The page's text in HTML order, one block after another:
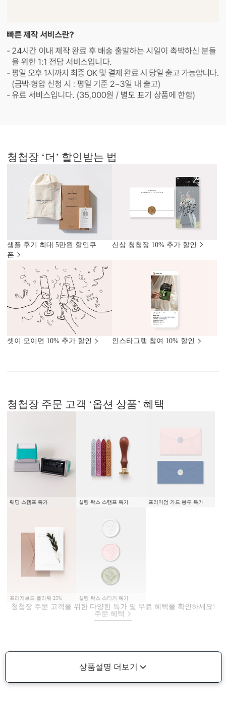
청첩장 ‘더’ 할인받는 법
샘플 후기 최대 5만원 할인쿠
폰
신상 청첩장 10% 추가 할인
셋이 모이면 10% 추가 할인 인스타그램 참여 10% 할인
청첩장 주문 고객 ‘옵션 상품’ 혜택
웨딩 스탬프 특가 실링 왁스 스탬프 특가 프리미엄 카드 봉투 특가
프리저브드 플라워 25% 실링 왁스 스티커 특가
청첩장 주문 고객을 위한 다양한 특가 및 무료 혜택을 확인하세요!
주문 혜택
상품설명 더보기